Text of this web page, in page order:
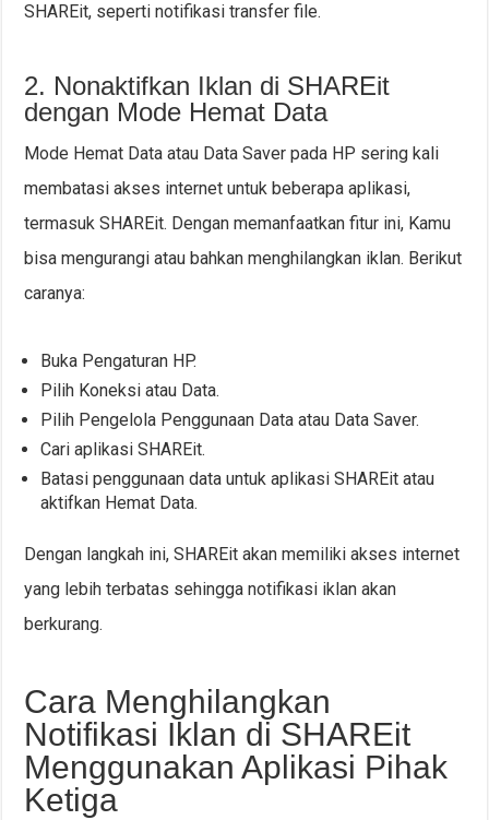
SHAREit, seperti notifikasi transfer file.
2. Nonaktifkan Iklan di SHAREit
dengan Mode Hemat Data
Mode Hemat Data atau Data Saver pada HP sering kali
membatasi akses internet untuk beberapa aplikasi,
termasuk SHAREit. Dengan memanfaatkan fitur ini, Kamu
bisa mengurangi atau bahkan menghilangkan iklan. Berikut
caranya:
Buka Pengaturan HP.
Pilih Koneksi atau Data.
Pilih Pengelola Penggunaan Data atau Data Saver.
Cari aplikasi SHAREit.
Batasi penggunaan data untuk aplikasi SHAREit atau
aktifkan Hemat Data.
Dengan langkah ini, SHAREit akan memiliki akses internet
yang lebih terbatas sehingga notifikasi iklan akan
berkurang.
Cara Menghilangkan
Notifikasi Iklan di SHAREit
Menggunakan Aplikasi Pihak
Ketiga